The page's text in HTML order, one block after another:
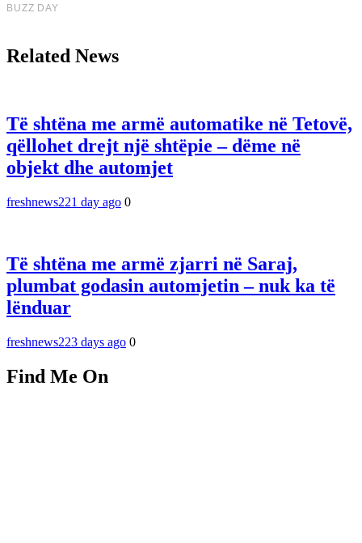
Related News
Të shtëna me armë automatike në Tetovë,
qëllohet drejt një shtëpie – dëme në
objekt dhe automjet
freshnews221 day ago 0
Të shtëna me armë zjarri në Saraj,
plumbat godasin automjetin – nuk ka të
lënduar
freshnews223 days ago 0
Find Me On